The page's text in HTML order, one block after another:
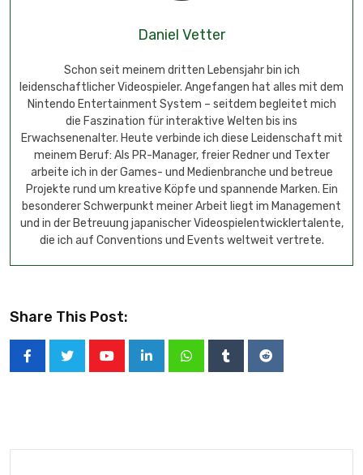
Daniel Vetter
Schon seit meinem dritten Lebensjahr bin ich
leidenschaftlicher Videospieler. Angefangen hat alles mit dem
Nintendo Entertainment System – seitdem begleitet mich
die Faszination für interaktive Welten bis ins
Erwachsenenalter. Heute verbinde ich diese Leidenschaft mit
meinem Beruf: Als PR-Manager, freier Redner und Texter
arbeite ich in der Games- und Medienbranche und betreue
Projekte rund um kreative Köpfe und spannende Marken. Ein
besonderer Schwerpunkt meiner Arbeit liegt im Management
und in der Betreuung japanischer Videospielentwicklertalente,
die ich auf Conventions und Events weltweit vertrete.
Share This Post: